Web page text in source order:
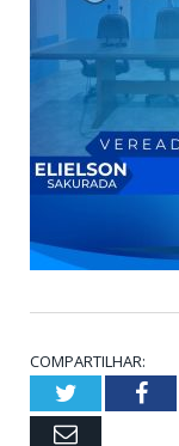
COMPARTILHAR:
Twitter
Email